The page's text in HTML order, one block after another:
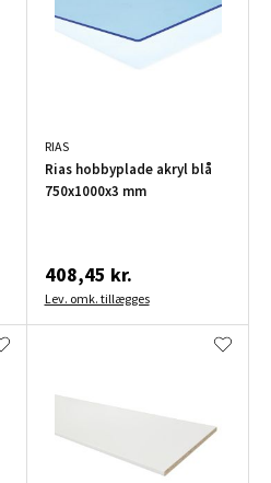
RIAS
Rias hobbyplade akryl blå
750x1000x3 mm
408,45 kr.
Lev. omk. tillægges